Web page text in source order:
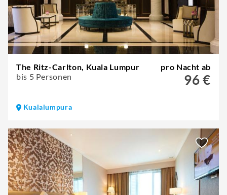
The Ritz-Carlton, Kuala Lumpur
bis 5 Personen
pro Nacht ab
96 €
Kualalumpura